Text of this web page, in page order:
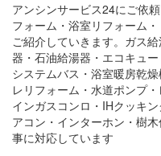
アンシンサービス24にご依
フォーム・浴室リフォーム
ご紹介していきます。ガス
器・石油給湯器・エコキュ
システムバス・浴室暖房乾
レリフォーム・水道ポンプ
インガスコンロ・IHクッキ
アコン・インターホン・樹
事に対応しています